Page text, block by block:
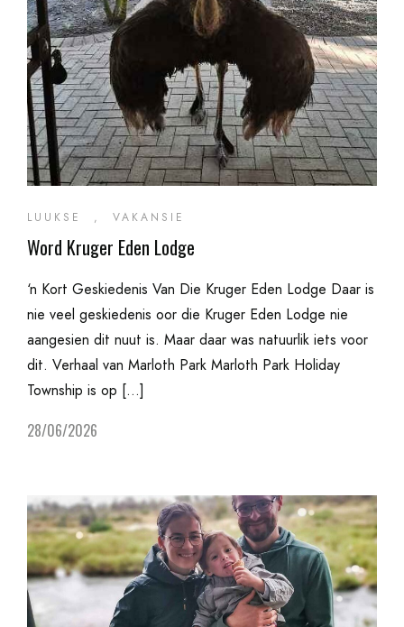
LUUKSE , VAKANSIE
Word Kruger Eden Lodge
‘n Kort Geskiedenis Van Die Kruger Eden Lodge Daar is
nie veel geskiedenis oor die Kruger Eden Lodge nie
aangesien dit nuut is. Maar daar was natuurlik iets voor
dit. Verhaal van Marloth Park Marloth Park Holiday
Township is op […]
28/06/2026